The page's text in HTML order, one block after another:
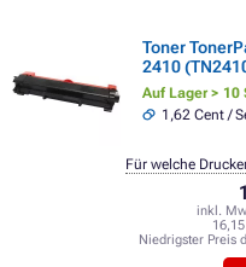
Toner
2410
Auf Lager > 10
1,62 Cent /
inkl.
Niedrigster Preis
Für welche